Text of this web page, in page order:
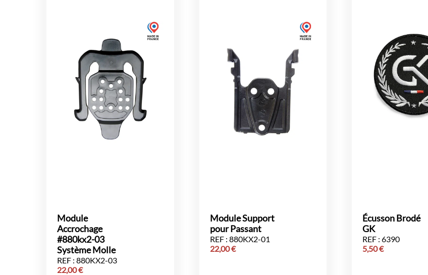
Module
Accrochage
#880kx2-03
Système Molle
REF : 880KX2-03
22,00€
Module Support
pour Passant
REF : 880KX2-01
22,00€
Écusson Brodé
GK
REF : 6390
5,50€